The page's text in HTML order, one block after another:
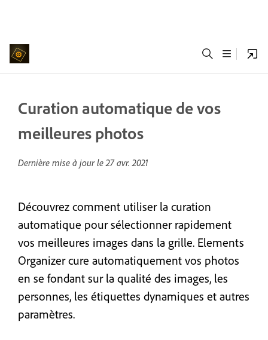
Curation automatique de vos
meilleures photos
Dernière mise à jour le27 avr. 2021
Découvrez comment utiliser la curation
automatique pour sélectionner rapidement
vos meilleures images dans la grille. Elements
Organizer cure automatiquement vos photos
en se fondant sur la qualité des images, les
personnes, les étiquettes dynamiques et autres
paramètres.